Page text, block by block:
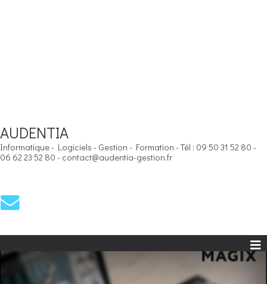
AUDENTIA
Informatique - Logiciels - Gestion - Formation - Tél : 09 50 31 52 80 -
06 62 23 52 80 - contact@audentia-gestion.fr